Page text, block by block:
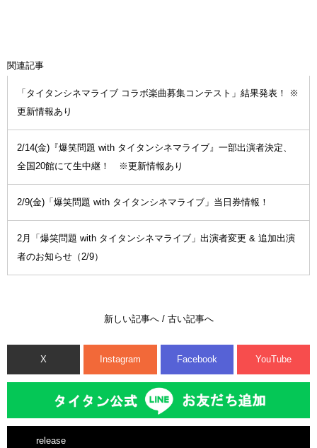
関連記事
「タイタンシネマライブ コラボ楽曲募集コンテスト」結果発表！ ※
更新情報あり
2/14(金)『爆笑問題 with タイタンシネマライブ』一部出演者決定、
全国20館にて生中継！ ※更新情報あり
2/9(金)「爆笑問題 with タイタンシネマライブ」当日券情報！
2月「爆笑問題 with タイタンシネマライブ」出演者変更 & 追加出演
者のお知らせ（2/9）
新しい記事へ/ 古い記事へ
X Instagram Facebook YouTube
release